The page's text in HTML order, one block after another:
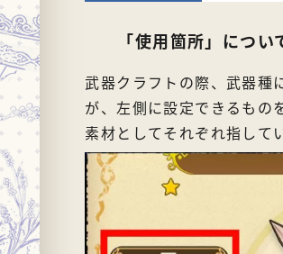
「使用箇所」につい
武器クラフトの際、武器種
が、左側に設定できるもの
素材としてそれぞれ指して